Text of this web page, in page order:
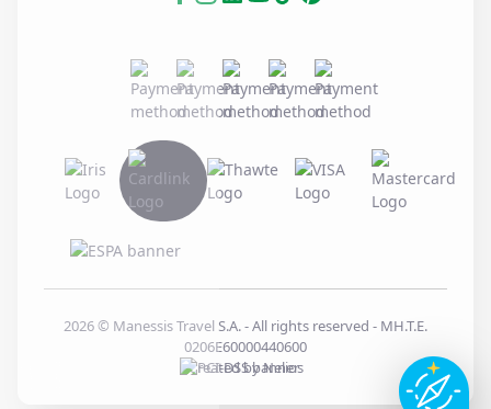
2026© Manessis Travel S.A. - All rights reserved - MH.T.E.
0206E60000440600
Created byNelios